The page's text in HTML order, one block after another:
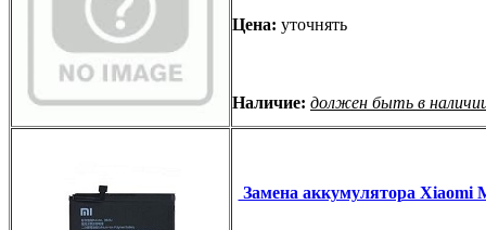
Цена: уточнять
Наличие: должен быть в
Замена аккумулятора Xiaomi